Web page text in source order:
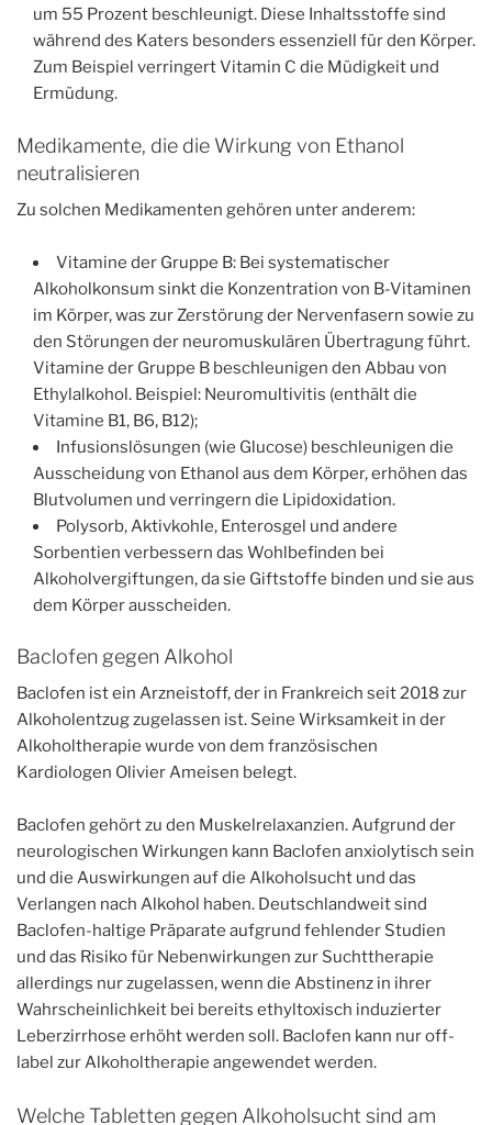
um 55 Prozent beschleunigt. Diese Inhaltsstoffe sind
während des Katers besonders essenziell für den Körper.
Zum Beispiel verringert Vitamin C die Müdigkeit und
Ermüdung.
Medikamente, die die Wirkung von Ethanol
neutralisieren
Zu solchen Medikamenten gehören unter anderem:
Vitamine der Gruppe B: Bei systematischer
Alkoholkonsum sinkt die Konzentration von B-Vitaminen
im Körper, was zur Zerstörung der Nervenfasern sowie zu
den Störungen der neuromuskulären Übertragung führt.
Vitamine der Gruppe B beschleunigen den Abbau von
Ethylalkohol. Beispiel: Neuromultivitis (enthält die
Vitamine B1, B6, B12);
Infusionslösungen (wie Glucose) beschleunigen die
Ausscheidung von Ethanol aus dem Körper, erhöhen das
Blutvolumen und verringern die Lipidoxidation.
Polysorb, Aktivkohle, Enterosgel und andere
Sorbentien verbessern das Wohlbefinden bei
Alkoholvergiftungen, da sie Giftstoffe binden und sie aus
dem Körper ausscheiden.
Baclofen gegen Alkohol
Baclofen ist ein Arzneistoff, der in Frankreich seit 2018 zur
Alkoholentzug zugelassen ist. Seine Wirksamkeit in der
Alkoholtherapie wurde von dem französischen
Kardiologen Olivier Ameisen belegt.
Baclofen gehört zu den Muskelrelaxanzien. Aufgrund der
neurologischen Wirkungen kann Baclofen anxiolytisch sein
und die Auswirkungen auf die Alkoholsucht und das
Verlangen nach Alkohol haben. Deutschlandweit sind
Baclofen-haltige Präparate aufgrund fehlender Studien
und das Risiko für Nebenwirkungen zur Suchttherapie
allerdings nur zugelassen, wenn die Abstinenz in ihrer
Wahrscheinlichkeit bei bereits ethyltoxisch induzierter
Leberzirrhose erhöht werden soll. Baclofen kann nur off-
label zur Alkoholtherapie angewendet werden.
Welche Tabletten gegen Alkoholsucht sind am